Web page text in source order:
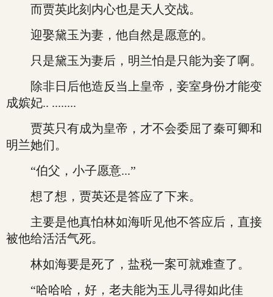
而贾英此刻内心也是天人交战。
迎娶黛玉为妻，他自然是愿意的。
只是黛玉为妻后，明兰怕是只能为妾了啊。
除非日后他造反当上皇帝，妾室身份才能变
成嫔妃.. ........
贾英只有成为皇帝，才不会委屈了秦可卿和
明兰她们。
“伯父，小子愿意...”
想了想，贾英还是答应了下来。
主要是他真怕林如海听见他不答应后，直接
被他给活活气死。
林如海要是死了，盐税一案可就难查了。
“哈哈哈，好，老夫能为玉儿寻得如此佳